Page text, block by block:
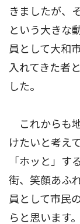
きましたが、
という大きな
員として大和
入れてきた者
した。
これからも
けたいと考え
「ホッと」す
街、笑顔あふ
員として市民
らと思います。